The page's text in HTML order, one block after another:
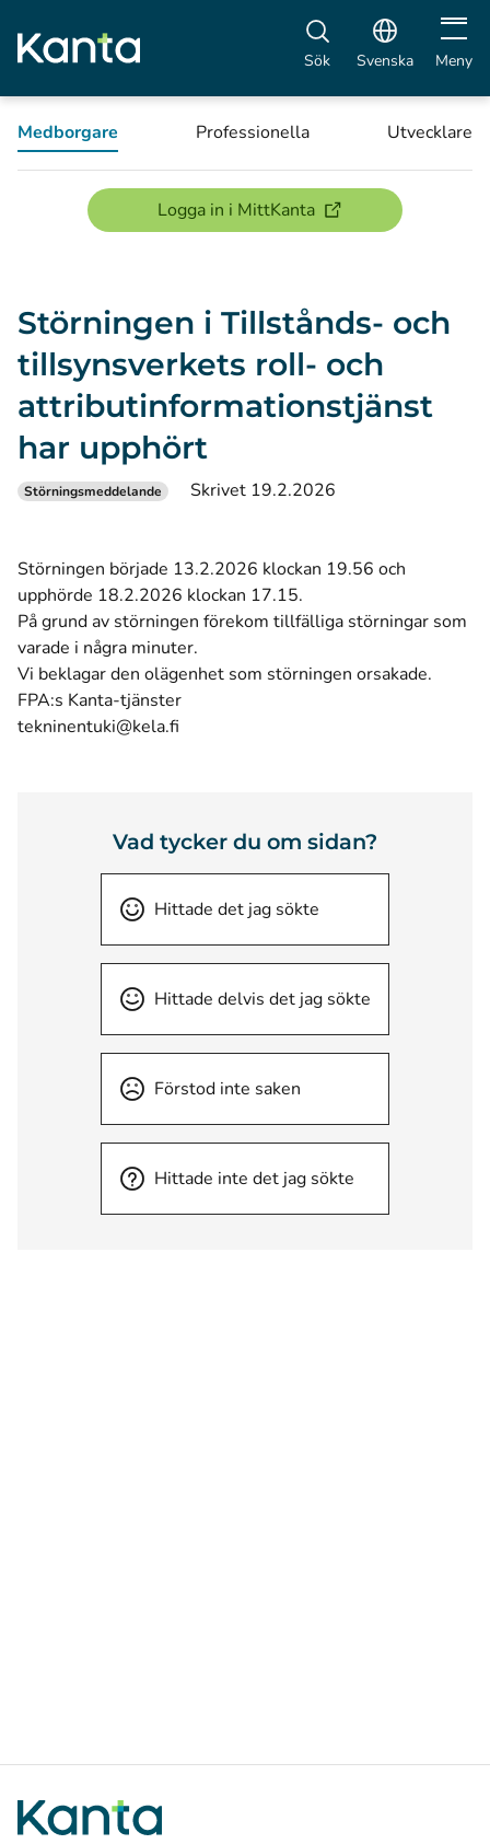
Sök Svenska Öppna
Meny
Medborgare Professionella Utvecklare
Logga in i MittKanta(öppnas i ett nytt
Störningen i Tillstånds- och
tillsynsverkets roll- och
attributinformationstjänst
har upphört
Störningsmeddelande Skrivet 19.2.2026
Störningen började 13.2.2026 klockan 19.56 och
upphörde 18.2.2026 klockan 17.15.
På grund av störningen förekom tillfälliga störningar som
varade i några minuter.
Vi beklagar den olägenhet som störningen orsakade.
FPA:s Kanta-tjänster
tekninentuki@kela.fi
Vad tycker du om sidan?
Hittade det jag sökte
Hittade delvis det jag sökte
Förstod inte saken
Hittade inte det jag sökte